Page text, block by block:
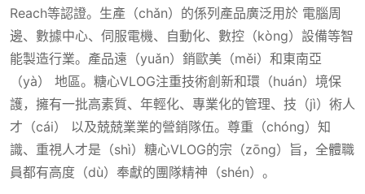
Reach等認證。生產（chǎn）的係列產品廣泛用於 電腦周
邊、數據中心、伺服電機、自動化、數控（kòng）設備等智
能製造行業。產品遠（yuǎn）銷歐美（měi）和東南亞
（yà） 地區。糖心VLOG注重技術創新和環（huán）境保
護，擁有一批高素質、年輕化、專業化的管理、技（jì）術人
才（cái） 以及兢兢業業的營銷隊伍。尊重（chóng）知
識、重視人才是（shì）糖心VLOG的宗（zōng）旨，全體職
員都有高度（dù）奉獻的團隊精神（shén）。